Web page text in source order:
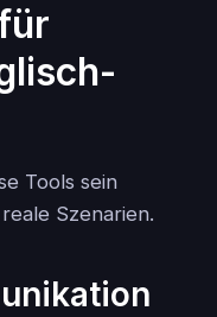
Tools sein
Szenarien.